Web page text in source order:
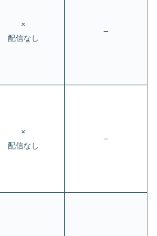
×
配信なし
–
×
配信なし
–